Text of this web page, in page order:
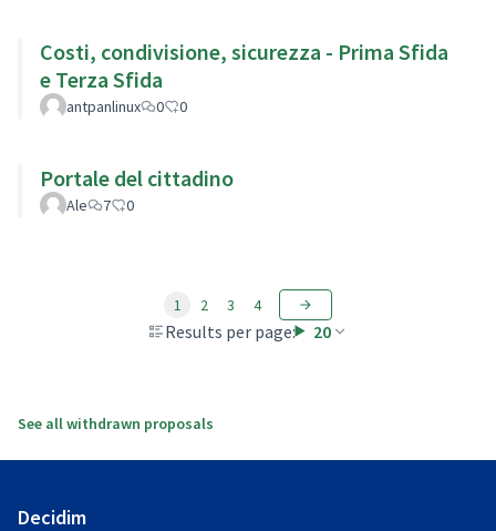
Costi, condivisione, sicurezza - Prima Sfida
e Terza Sfida
antpanlinux 0 0
Portale del cittadino
Ale 7 0
Results per page: 20
1 2 3 4
See all withdrawn proposals
Decidim